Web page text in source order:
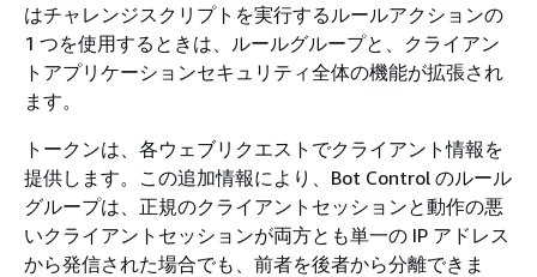
はチャレンジスクリプトを実行するルールアクションの
1 つを使用するときは、ルールグループと、クライアン
トアプリケーションセキュリティ全体の機能が拡張され
ます。
トークンは、各ウェブリクエストでクライアント情報を
提供します。この追加情報により、Bot Control のルール
グループは、正規のクライアントセッションと動作の悪
いクライアントセッションが両方とも単一の IP アドレス
から発信された場合でも、前者を後者から分離できま